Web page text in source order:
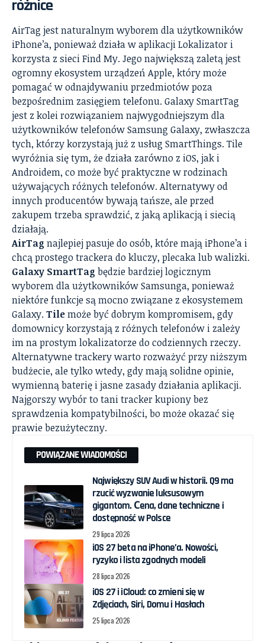
różnice
AirTag jest naturalnym wyborem dla użytkowników
iPhone’a, ponieważ działa w aplikacji Lokalizator i
korzysta z sieci Find My. Jego największą zaletą jest
ogromny ekosystem urządzeń Apple, który może
pomagać w odnajdywaniu przedmiotów poza
bezpośrednim zasięgiem telefonu. Galaxy SmartTag
jest z kolei rozwiązaniem najwygodniejszym dla
użytkowników telefonów Samsung Galaxy, zwłaszcza
tych, którzy korzystają już z usług SmartThings. Tile
wyróżnia się tym, że działa zarówno z iOS, jak i
Androidem, co może być praktyczne w rodzinach
używających różnych telefonów. Alternatywy od
innych producentów bywają tańsze, ale przed
zakupem trzeba sprawdzić, z jaką aplikacją i siecią
działają.
AirTag najlepiej pasuje do osób, które mają iPhone’a i
chcą prostego trackera do kluczy, plecaka lub walizki.
Galaxy SmartTag będzie bardziej logicznym
wyborem dla użytkowników Samsunga, ponieważ
niektóre funkcje są mocno związane z ekosystemem
Galaxy.Tilemoże być dobrym kompromisem, gdy
domownicy korzystają z różnych telefonów i zależy
im na prostym lokalizatorze do codziennych rzeczy.
Alternatywne trackery warto rozważyć przy niższym
budżecie, ale tylko wtedy, gdy mają solidne opinie,
wymienną baterię i jasne zasady działania aplikacji.
Najgorszy wybór to tani tracker kupiony bez
sprawdzenia kompatybilności, bo może okazać się
prawie bezużyteczny.
POWIĄZANE WIADOMOŚCI
Największy SUV Audi w historii. Q9 ma
rzucić wyzwanie luksusowym
gigantom. Сena, dane techniczne i
dostępność w Polsce
29 lipca 2026
iOS 27 beta na iPhone’a. Nowości,
ryzyko i lista zgodnych modeli
28 lipca 2026
iOS 27 i iCloud: co zmieni się w
Zdjęciach, Siri, Domu i Hasłach
25 lipca 2026